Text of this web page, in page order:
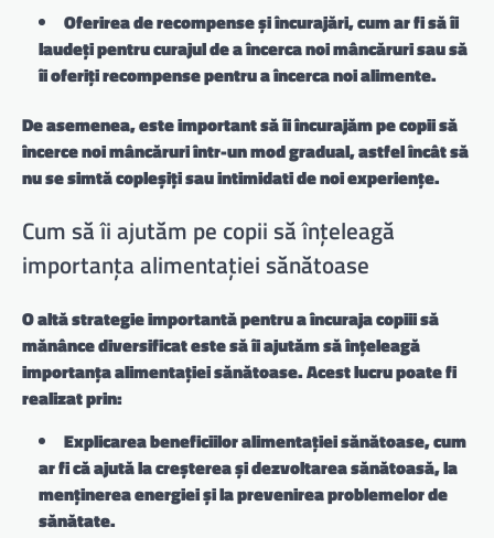
Oferirea de recompense și încurajări, cum ar fi să îi
laudeți pentru curajul de a încerca noi mâncăruri sau să
îi oferiți recompense pentru a încerca noi alimente.
De asemenea, este important să îi încurajăm pe copii să
încerce noi mâncăruri într-un mod gradual, astfel încât să
nu se simtă copleșiți sau intimidati de noi experiențe.
Cum să îi ajutăm pe copii să înțeleagă
importanța alimentației sănătoase
O altă strategie importantă pentru a încuraja copiii să
mănânce diversificat este să îi ajutăm să înțeleagă
importanța alimentației sănătoase. Acest lucru poate fi
realizat prin:
Explicarea beneficiilor alimentației sănătoase, cum
ar fi că ajută la creșterea și dezvoltarea sănătoasă, la
menținerea energiei și la prevenirea problemelor de
sănătate.